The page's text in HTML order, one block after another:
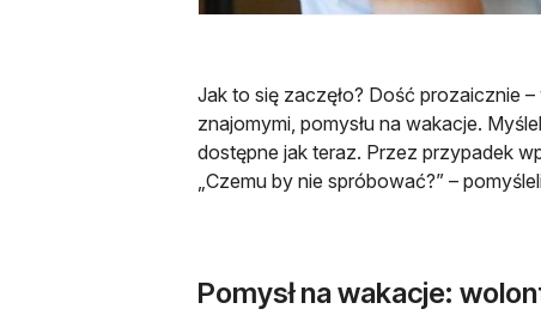
Jak to się zaczęło? Dość prozaicznie
znajomymi, pomysłu na wakacje.
dostępne jak teraz. Przez przypadek
„Czemu by nie spróbować?” –
Pomysł na wakacje: